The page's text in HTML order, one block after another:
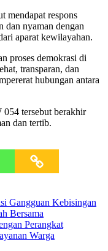
mendapat respons
dan nyaman dengan
aparat kewilayahan.
proses demokrasi di
transparan, dan
hubungan antara
tersebut berakhir
dan tertib.
Gangguan Kebisingan
Bersama
Perangkat
Warga